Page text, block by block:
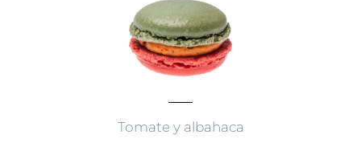
Tomate y albahaca